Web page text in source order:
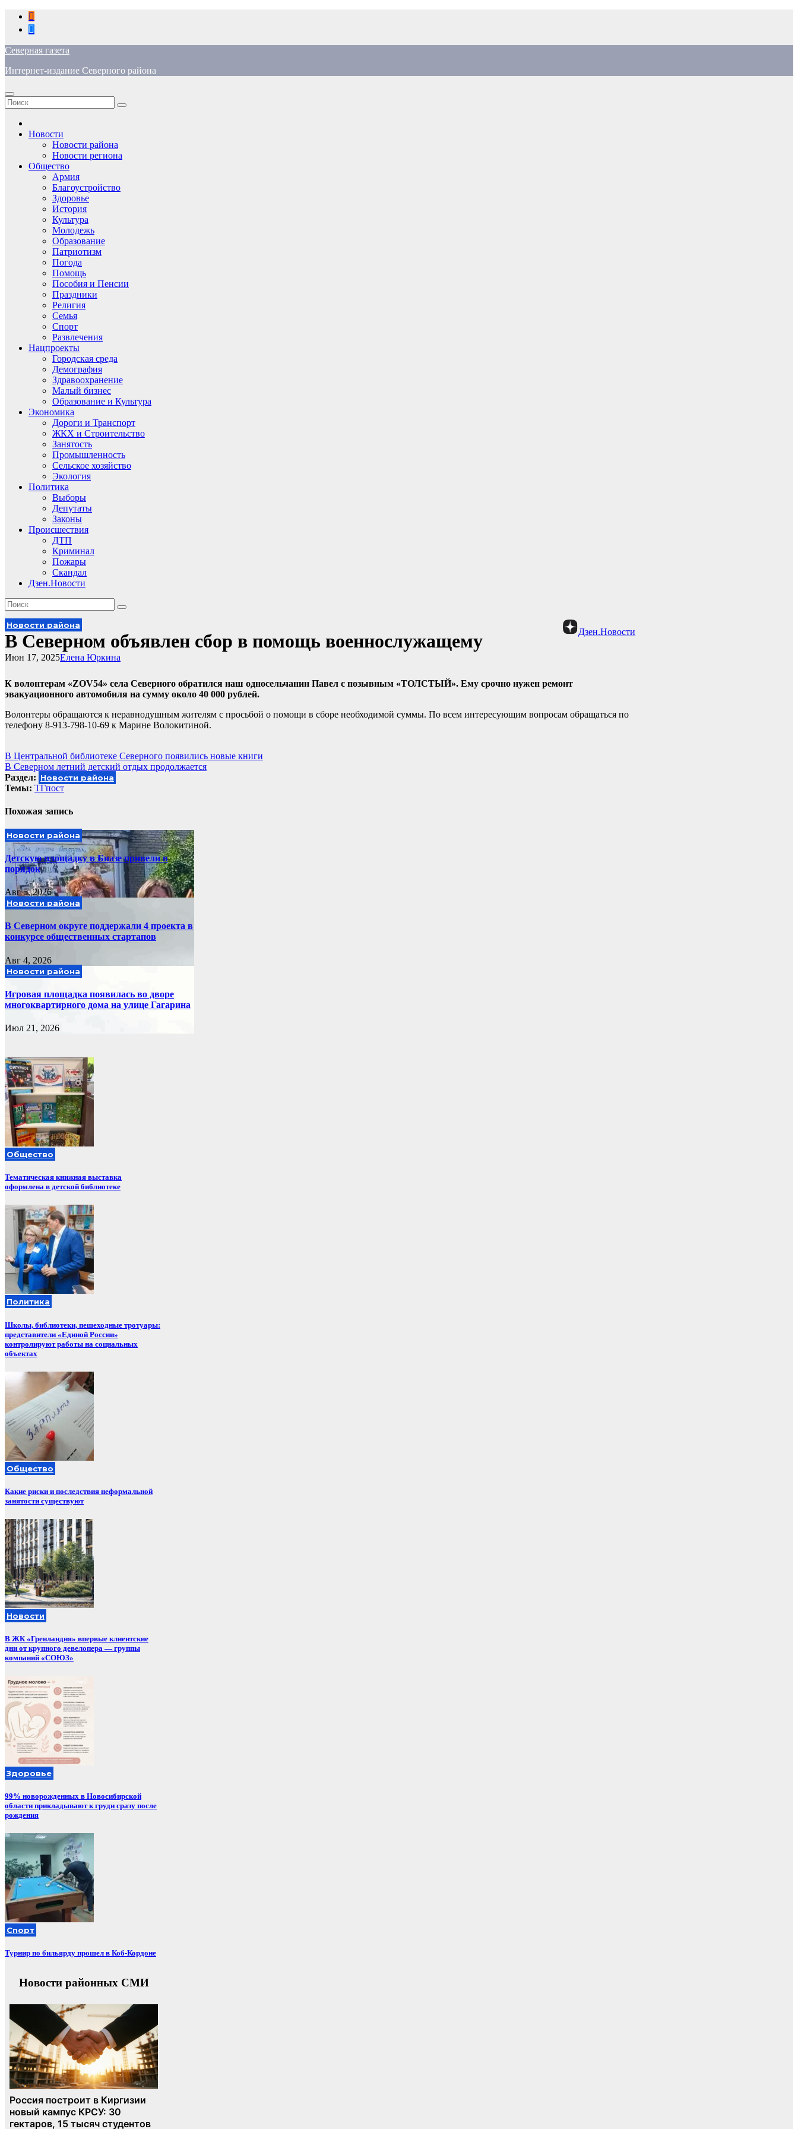
Перейти
содержимому
Северная газета
Интернет-издание Северного района
Новости
Новости района
Новости региона
Общество
Армия
Благоустройство
Здоровье
История
Культура
Молодежь
Образование
Патриотизм
Погода
Помощь
Пособия и Пенсии
Праздники
Религия
Семья
Спорт
Развлечения
Нацпроекты
Городская среда
Демография
Здравоохранение
Малый бизнес
Образование и Культура
Экономика
Дороги и Транспорт
ЖКХ и Строительство
Занятость
Промышленность
Сельское хозяйство
Экология
Политика
Выборы
Депутаты
Законы
Происшествия
ДТП
Криминал
Пожары
Скандал
Дзен.Новости
Дзен.Новости
Новости района
В Северном объявлен сбор в помощь военнослужащему
Елена Юркина
Июн 17, 2025
К волонтерам «ZOV54» села Северного обратился наш односельчанин Павел с позывным «ТОЛСТЫЙ». Ему срочно нужен ремонт
эвакуационного автомобиля на сумму около 40 000 рублей.
Волонтеры обращаются к неравнодушным жителям с просьбой о помощи в сборе необходимой суммы. По всем интересующим вопросам обращаться по
телефону 8-913-798-10-69 к Марине Волокитиной.
Навигация
по
записям
В Центральной библиотеке Северного появились новые книги
В Северном летний детский отдых продолжается
Раздел: Новости района
Темы: ТГпост
Похожая запись
Новости района
Детскую площадку в Биазе привели в
порядок
Авг 5, 2026
Новости района
В Северном округе поддержали 4 проекта в
конкурсе общественных стартапов
Авг 4, 2026
Новости района
Игровая площадка появилась во дворе
многоквартирного дома на улице Гагарина
Июл 21, 2026
Общество
Тематическая книжная выставка
оформлена в детской библиотеке
Политика
Школы, библиотеки, пешеходные тротуары:
представители «Единой России»
контролируют работы на социальных
объектах
Общество
Какие риски и последствия неформальной
занятости существуют
Новости
В ЖК «Гренландия» впервые клиентские
дни от крупного девелопера — группы
компаний «СОЮЗ»
Здоровье
99% новорожденных в Новосибирской
области прикладывают к груди сразу после
рождения
Спорт
Турнир по бильярду прошел в Коб-Кордоне